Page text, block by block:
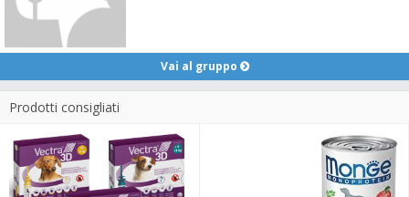
Vai al gruppo
Prodotti consigliati